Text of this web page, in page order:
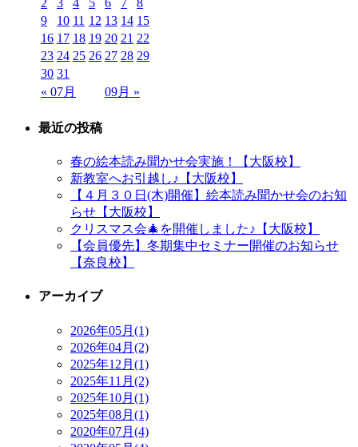
« 07月 09月 »
9
10 11 12 13 14 15
16 17 18 19 20 21 22
23 24 25 26 27 28 29
30 31
最近の投稿
春の絵本読み聞かせ会実施！【大阪校】
新教室へお引越し♪【大阪校】
【４月３０日(木)開催】絵本読み聞かせ会のお知
らせ【大阪校】
クリスマス会🎄を開催しました♪【大阪校】
【会員優先】冬期集中セミナー開催のお知らせ
【奈良校】
アーカイブ
2026年05月(1)
2026年04月(2)
2025年12月(1)
2025年11月(2)
2025年10月(1)
2025年08月(1)
2020年07月(4)